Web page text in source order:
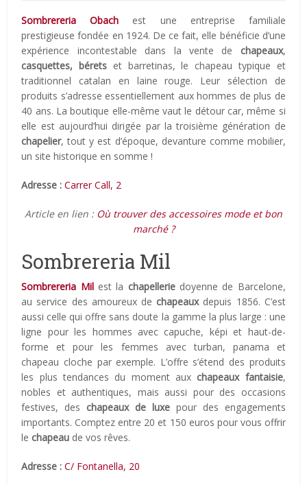
Sombrereria Obach est une entreprise familiale
prestigieuse fondée en 1924. De ce fait, elle bénéficie d’une
expérience incontestable dans la vente de chapeaux,
casquettes, bérets et barretinas, le chapeau typique et
traditionnel catalan en laine rouge. Leur sélection de
produits s’adresse essentiellement aux hommes de plus de
40 ans. La boutique elle-même vaut le détour car, même si
elle est aujourd’hui dirigée par la troisième génération de
chapelier, tout y est d’époque, devanture comme mobilier,
un site historique en somme !
Adresse : Carrer Call, 2
Article en lien : Où trouver des accessoires mode et bon
marché ?
Sombrereria Mil
Sombrereria Milest la chapelleriedoyenne de Barcelone,
au service des amoureux de chapeauxdepuis 1856. C’est
aussi celle qui offre sans doute la gamme la plus large : une
ligne pour les hommes avec capuche, képi et haut-de-
forme et pour les femmes avec turban, panama et
chapeau cloche par exemple. L’offre s’étend des produits
les plus tendances du moment aux chapeaux fantaisie,
nobles et authentiques, mais aussi pour des occasions
festives, des chapeaux de luxepour des engagements
importants. Comptez entre 20 et 150 euros pour vous offrir
le chapeau de vos rêves.
Adresse : C/ Fontanella, 20